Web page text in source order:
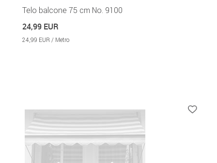
Telo balcone 75 cm No. 9100
24,99 EUR
24,99 EUR / Metro